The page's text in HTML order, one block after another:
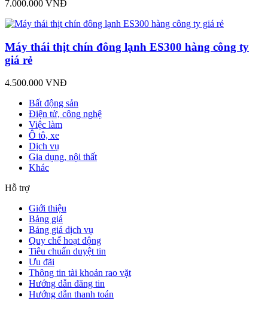
7.000.000 VNĐ
Máy thái thịt chín đông lạnh ES300 hàng công ty
giá rẻ
4.500.000 VNĐ
Bất động sản
Điện tử, công nghệ
Việc làm
Ô tô, xe
Dịch vụ
Gia dụng, nội thất
Khác
Hỗ trợ
Giới thiệu
Bảng giá
Bảng giá dịch vụ
Quy chế hoạt động
Tiêu chuẩn duyệt tin
Ưu đãi
Thông tin tài khoản rao vặt
Hướng dẫn đăng tin
Hướng dẫn thanh toán